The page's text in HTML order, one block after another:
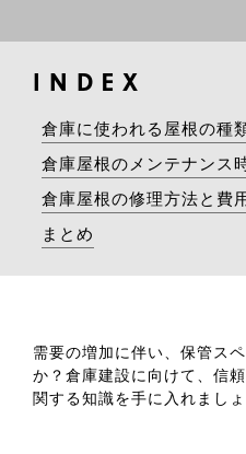
INDEX
倉庫に使われる屋根の種
倉庫屋根のメンテナンス
倉庫屋根の修理方法と費
まとめ
需要の増加に伴い、保管ス
か？倉庫建設に向けて、信
関する知識を手に入れましょ